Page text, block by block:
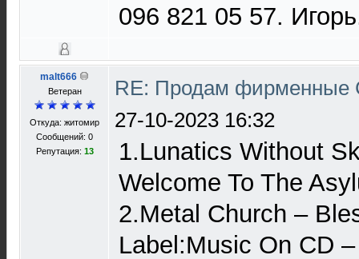
096 821 05 57.
malt666
Ветеран
Откуда: житомир
Сообщений: 0
Репутация: 13
RE: Продам фирменные
27-10-2023 16:32
1.Lunatics Without
Welcome To The
2.Metal Church –
Label:Music On CD